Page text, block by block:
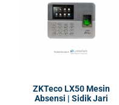
ZKTeco LX50 Mesin
Absensi | Sidik Jari